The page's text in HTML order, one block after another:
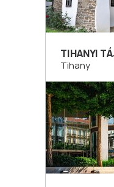
TIHANYI
Tihany